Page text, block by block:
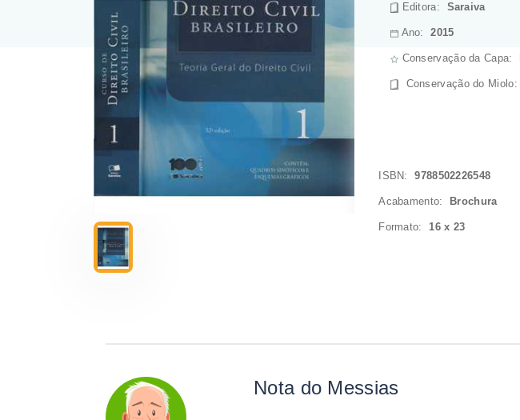
Editora: Saraiva
Ano:2015
Conservação da Capa:
Conservação do Miolo:
ISBN:9788502226548
Acabamento: Brochura
Formato:16 x 23
Nota do Messias